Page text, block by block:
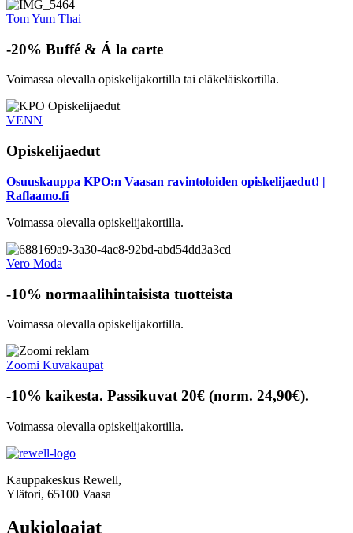
Tom Yum Thai
-20% Buffé & Á la carte
Voimassa olevalla opiskelijakortilla tai eläkeläiskortilla.
VENN
Opiskelijaedut
Osuuskauppa KPO:n Vaasan ravintoloiden opiskelijaedut! |
Raflaamo.fi
Voimassa olevalla opiskelijakortilla.
Vero Moda
-10% normaalihintaisista tuotteista
Voimassa olevalla opiskelijakortilla.
Zoomi Kuvakaupat
-10% kaikesta. Passikuvat 20€ (norm. 24,90€).
Voimassa olevalla opiskelijakortilla.
Kauppakeskus Rewell,
Ylätori, 65100 Vaasa
Aukioloajat